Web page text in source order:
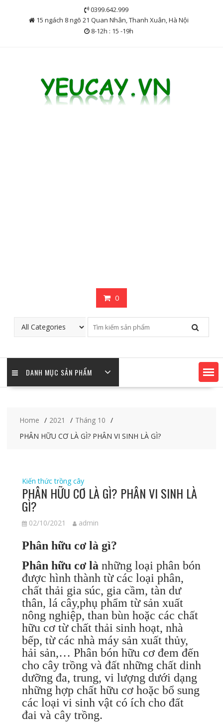
0399.642.999
15 ngách 8 ngõ 21 Quan Nhân, Thanh Xuân, Hà Nội
8-12h : 15 -19h
0
DANH MỤC SẢN PHẨM
Home 2021
Tháng 10
PHÂN HỮU CƠ LÀ GÌ? PHÂN VI SINH LÀ GÌ?
Kiến thức trồng cây
PHÂN HỮU CƠ LÀ GÌ? PHÂN VI SINH LÀ
GÌ?
02/10/2021 admin
Phân hữu cơ là gì?
Phân hữu cơ là những loại phân bón
được hình thành từ các loại phân,
chất thải gia súc, gia cầm, tàn dư
thân, lá cây,phụ phẩm từ sản xuất
nông nghiệp, than bùn hoặc các chất
hữu cơ từ chất thải sinh hoạt, nhà
bếp, từ các nhà máy sản xuất thủy,
hải sản,… Phân bón hữu cơ đem đến
cho cây trồng và đất những chất dinh
dưỡng đa, trung, vi lượng dưới dạng
những hợp chất hữu cơ hoặc bổ sung
các loại vi sinh vật có ích cho đất
đai và cây trồng.